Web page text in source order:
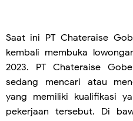
Saat ini PT Chateraise
kembali membuka
2023. PT Chateraise
sedang mencari atau
yang memiliki kualifikasi
pekerjaan tersebut. Di